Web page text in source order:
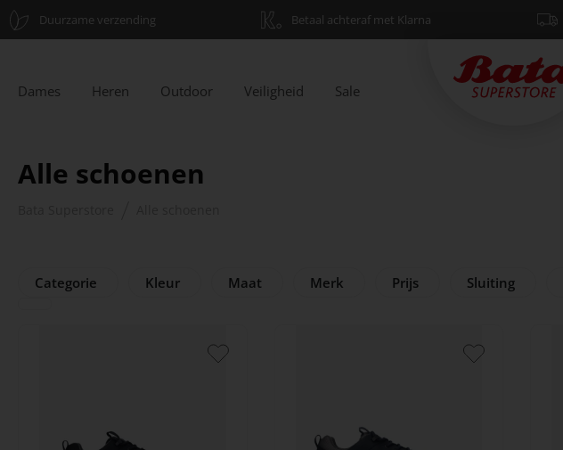
Duurzame verzending Betaal achteraf met Klarna
Dames Heren Outdoor Veiligheid Sale
Alle schoenen
Categorie Kleur Maat Merk Prijs Sluiting